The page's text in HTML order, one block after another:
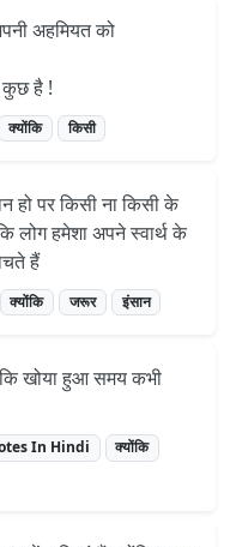
अहमियत को
कुछ है !
क्योंकि किसी
हो पर किसी ना किसी के
लोग हमेशा अपने स्वार्थ के
हैं
क्योंकि जरूर इंसान
खोया हुआ समय कभी
In Hindi
क्योंकि